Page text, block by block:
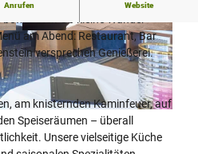
© Waldhotel Bärenstein |CC-BY-SA
Anrufen Website
am Abend: Restaurant, Bar
versprechen Genießerei.
am knisternden Kaminfeuer, auf
Speiseräumen – überall
Unsere vielseitige Küche